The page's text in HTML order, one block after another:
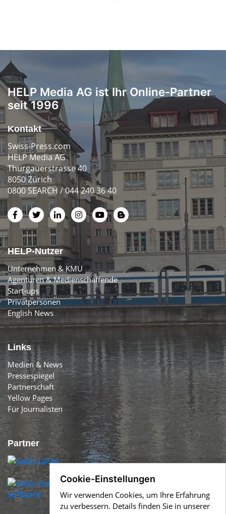
HELP Media AG ist Ihr Online-Partner
seit 1996
Kontakt
Swiss-Press.com
HELP Media AG
Thurgauerstrasse 40
8050 Zürich
0800 SEARCH / 044 240 36 40
HELP-Nutzer
Unternehmen & KMU
Agenturen & Medienschaffende
Start-ups
Privatpersonen
English News
Links
Medien & News
Pressespiegel
Partnerschaft
Yellow Pages
Für Journalisten
Partner
Cookie-Einstellungen
Wir verwenden Cookies, um Ihre Erfahrung
zu verbessern. Details finden Sie in unserer